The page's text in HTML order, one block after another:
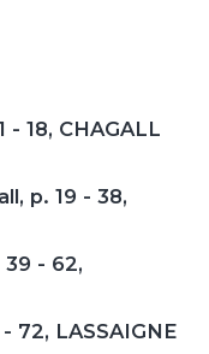
- 18, CHAGALL
p. 19 - 38,
- 62,
72, LASSAIGNE